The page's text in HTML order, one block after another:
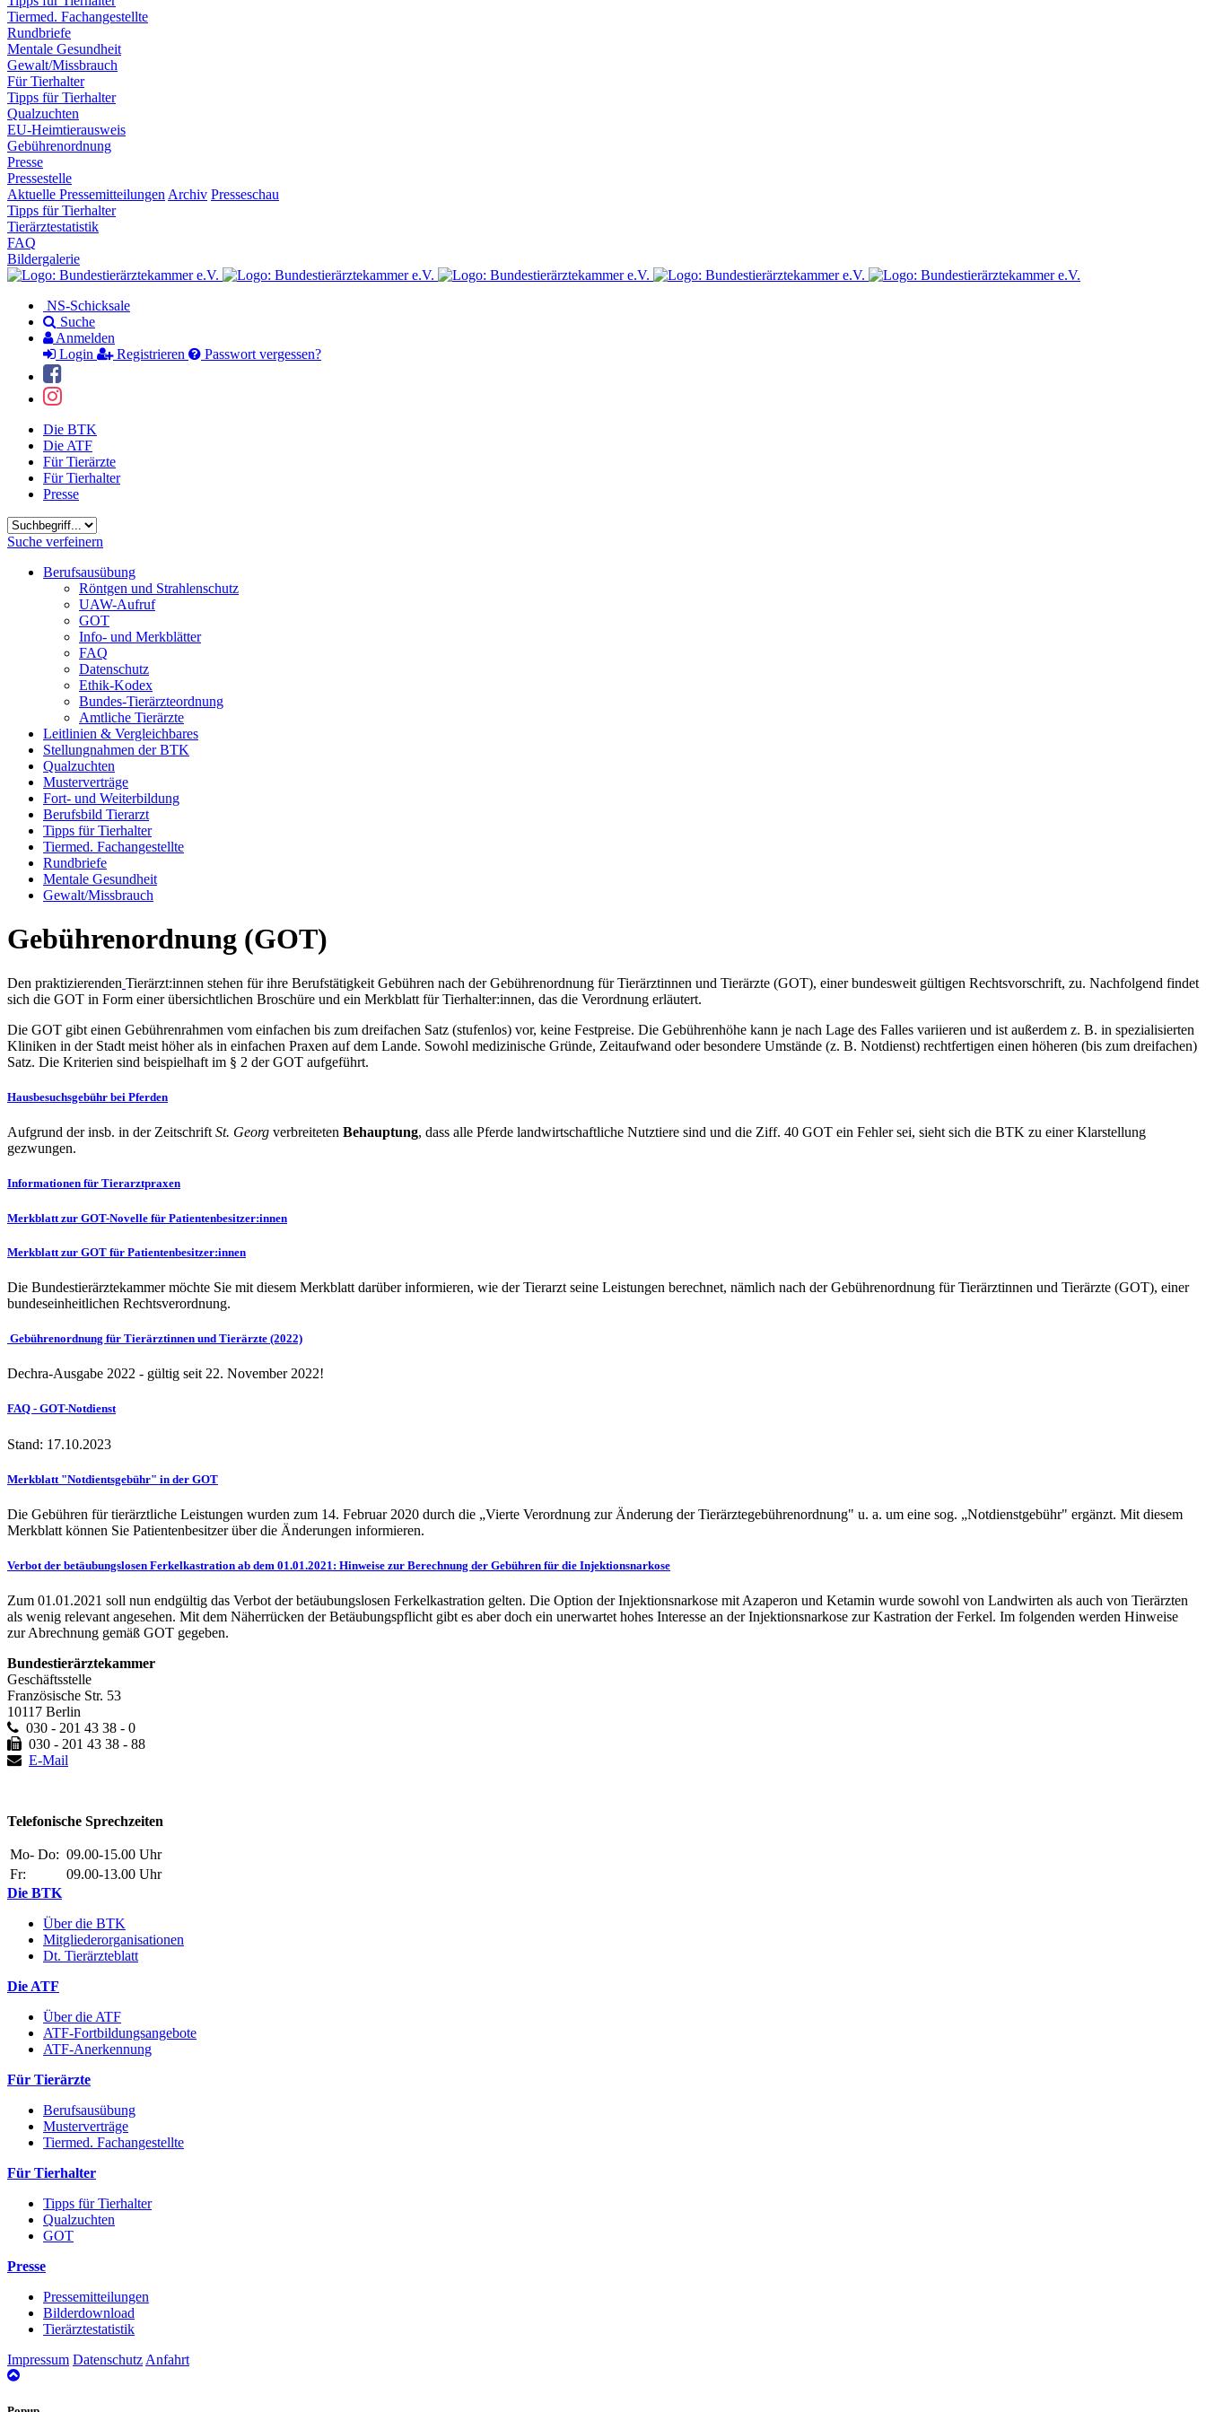
Tiermed. Fachangestellte
Rundbriefe
Mentale Gesundheit
Gewalt/Missbrauch
Für Tierhalter
Tipps für Tierhalter
Qualzuchten
EU-Heimtierausweis
Gebührenordnung
Presse
Pressestelle
Aktuelle Pressemitteilungen Archiv Presseschau
Tipps für Tierhalter
Tierärztestatistik
FAQ
Bildergalerie
NS-Schicksale
Suche
Anmelden
Login
Registrieren Passwort vergessen?
Die BTK
Die ATF
Für Tierärzte
Für Tierhalter
Presse
Suchbegriff
Suche verfeinern
Berufsausübung
Röntgen und Strahlenschutz
UAW-Aufruf
GOT
Info- und Merkblätter
FAQ
Datenschutz
Ethik-Kodex
Bundes-Tierärzteordnung
Amtliche Tierärzte
Leitlinien & Vergleichbares
Stellungnahmen der BTK
Qualzuchten
Musterverträge
Fort- und Weiterbildung
Berufsbild Tierarzt
Tipps für Tierhalter
Tiermed. Fachangestellte
Rundbriefe
Mentale Gesundheit
Gewalt/Missbrauch
Gebührenordnung (GOT)
Den praktizierenden Tierärzt:innen stehen für ihre Berufstätigkeit Gebühren nach der Gebührenordnung für Tierärztinnen und Tierärzte (GOT), einer bundesweit gültigen Rechtsvorschrift, zu. Nachfolgend findet
sich die GOT in Form einer übersichtlichen Broschüre und ein Merkblatt für Tierhalter:innen, das die Verordnung erläutert.
Die GOT gibt einen Gebührenrahmen vom einfachen bis zum dreifachen Satz (stufenlos) vor, keine Festpreise. Die Gebührenhöhe kann je nach Lage des Falles variieren und ist außerdem z. B. in spezialisierten
Kliniken in der Stadt meist höher als in einfachen Praxen auf dem Lande. Sowohl medizinische Gründe, Zeitaufwand oder besondere Umstände (z. B. Notdienst) rechtfertigen einen höheren (bis zum dreifachen)
Satz. Die Kriterien sind beispielhaft im § 2 der GOT aufgeführt.
Hausbesuchsgebühr bei Pferden
Aufgrund der insb. in der Zeitschrift St. Georg verbreiteten Behauptung, dass alle Pferde landwirtschaftliche Nutztiere sind und die Ziff. 40 GOT ein Fehler sei, sieht sich die BTK zu einer Klarstellung
gezwungen.
Informationen für Tierarztpraxen
Merkblatt zur GOT-Novelle für Patientenbesitzer:innen
Merkblatt zur GOT für Patientenbesitzer:innen
Die Bundestierärztekammer möchte Sie mit diesem Merkblatt darüber informieren, wie der Tierarzt seine Leistungen berechnet, nämlich nach der Gebührenordnung für Tierärztinnen und Tierärzte (GOT), einer
bundeseinheitlichen Rechtsverordnung.
Gebührenordnung für Tierärztinnen und Tierärzte (2022)
Dechra-Ausgabe 2022 - gültig seit 22. November 2022!
FAQ - GOT-Notdienst
Stand: 17.10.2023
Merkblatt "Notdientsgebühr" in der GOT
Die Gebühren für tierärztliche Leistungen wurden zum 14. Februar 2020 durch die „Vierte Verordnung zur Änderung der Tierärztegebührenordnung" u. a. um eine sog. „Notdienstgebühr" ergänzt. Mit diesem
Merkblatt können Sie Patientenbesitzer über die Änderungen informieren.
Verbot der betäubungslosen Ferkelkastration ab dem 01.01.2021: Hinweise zur Berechnung der Gebühren für die Injektionsnarkose
Zum 01.01.2021 soll nun endgültig das Verbot der betäubungslosen Ferkelkastration gelten. Die Option der Injektionsnarkose mit Azaperon und Ketamin wurde sowohl von Landwirten als auch von Tierärzten
als wenig relevant angesehen. Mit dem Näherrücken der Betäubungspflicht gibt es aber doch ein unerwartet hohes Interesse an der Injektionsnarkose zur Kastration der Ferkel. Im folgenden werden Hinweise
zur Abrechnung gemäß GOT gegeben.
Bundestierärztekammer
Geschäftsstelle
Französische Str. 53
10117 Berlin
030 - 201 43 38 - 0
030 - 201 43 38 - 88
E-Mail
Telefonische Sprechzeiten
Mo- Do: 09.00-15.00 Uhr
Fr:
09.00-13.00 Uhr
Die BTK
Über die BTK
Mitgliederorganisationen
Dt. Tierärzteblatt
Die ATF
Über die ATF
ATF-Fortbildungsangebote
ATF-Anerkennung
Für Tierärzte
Berufsausübung
Musterverträge
Tiermed. Fachangestellte
Für Tierhalter
Tipps für Tierhalter
Qualzuchten
GOT
Presse
Pressemitteilungen
Bilderdownload
Tierärztestatistik
Impressum Datenschutz Anfahrt
nach